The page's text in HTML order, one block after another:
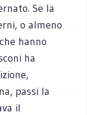
Se la
o almeno
hanno
ha
passi la
il